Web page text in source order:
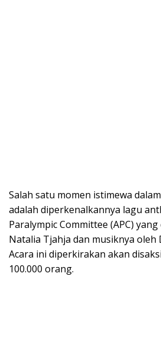
Salah satu momen istimewa
adalah diperkenalkannya lagu
Paralympic Committee (APC)
Natalia Tjahja dan musiknya oleh
Acara ini diperkirakan akan
100.000 orang.